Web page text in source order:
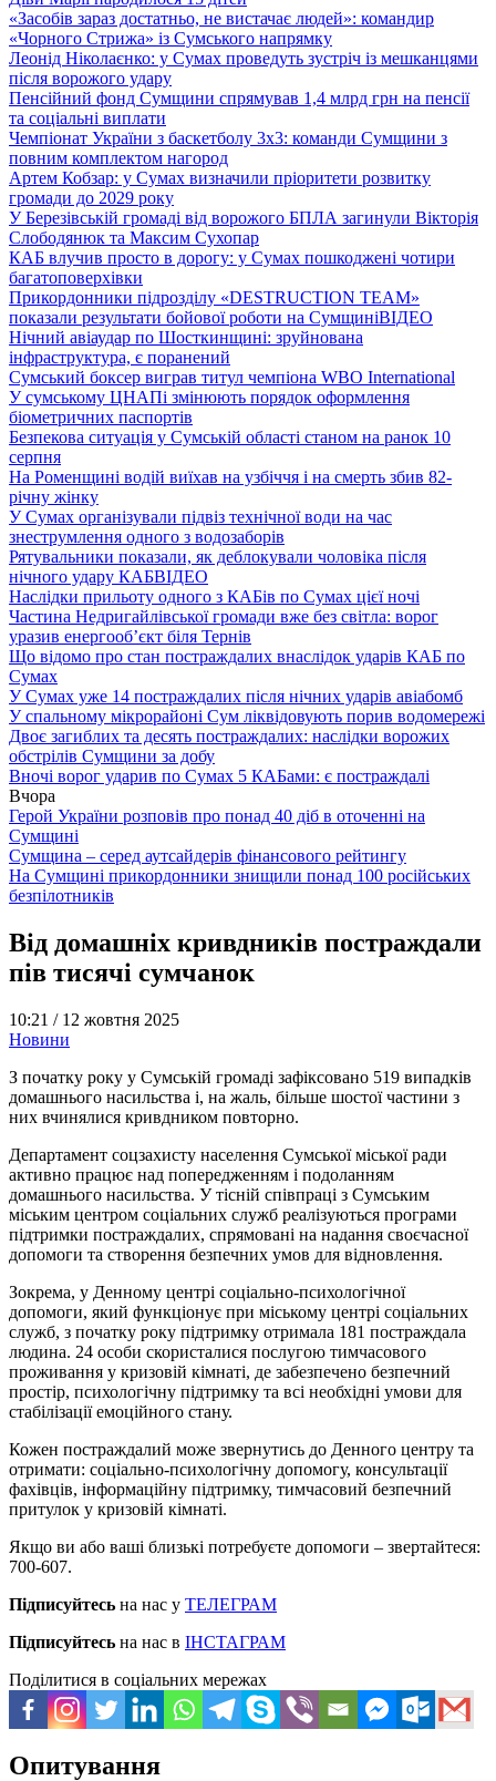
«Засобів зараз достатньо, не вистачає людей»: командир
«Чорного Стрижа» із Сумського напрямку
Леонід Ніколаєнко: у Сумах проведуть зустріч із мешканцями
після ворожого удару
Пенсійний фонд Сумщини спрямував 1,4 млрд грн на пенсії
та соціальні виплати
Чемпіонат України з баскетболу 3х3: команди Сумщини з
повним комплектом нагород
Артем Кобзар: у Сумах визначили пріоритети розвитку
громади до 2029 року
У Березівській громаді від ворожого БПЛА загинули Вікторія
Слободянюк та Максим Сухопар
КАБ влучив просто в дорогу: у Сумах пошкоджені чотири
багатоповерхівки
Прикордонники підрозділу «DESTRUCTION TEAM»
показали результати бойової роботи на СумщиніВІДЕО
Нічний авіаудар по Шосткинщині: зруйнована
інфраструктура, є поранений
Сумський боксер виграв титул чемпіона WBO International
У сумському ЦНАПі змінюють порядок оформлення
біометричних паспортів
Безпекова ситуація у Сумській області станом на ранок 10
серпня
На Роменщині водій виїхав на узбіччя і на смерть збив 82-
річну жінку
У Сумах організували підвіз технічної води на час
знеструмлення одного з водозаборів
Рятувальники показали, як деблокували чоловіка після
нічного удару КАБВІДЕО
Наслідки прильоту одного з КАБів по Сумах цієї ночі
Частина Недригайлівської громади вже без світла: ворог
уразив енергооб’єкт біля Тернів
Що відомо про стан постраждалих внаслідок ударів КАБ по
Сумах
У Сумах уже 14 постраждалих після нічних ударів авіабомб
У спальному мікрорайоні Сум ліквідовують порив водомережі
Двоє загиблих та десять постраждалих: наслідки ворожих
обстрілів Сумщини за добу
Вночі ворог ударив по Сумах 5 КАБами: є постраждалі
Вчора
Герой України розповів про понад 40 діб в оточенні на
Сумщині
Сумщина – серед аутсайдерів фінансового рейтингу
На Сумщині прикордонники знищили понад 100 російських
безпілотників
Від домашніх кривдників постраждали
пів тисячі сумчанок
10:21 / 12 жовтня 2025
Новини
З початку року у Сумській громаді зафіксовано 519 випадків
домашнього насильства і, на жаль, більше шостої частини з
них вчинялися кривдником повторно.
Департамент соцзахисту населення Сумської міської ради
активно працює над попередженням і подоланням
домашнього насильства. У тісній співпраці з Сумським
міським центром соціальних служб реалізуються програми
підтримки постраждалих, спрямовані на надання своєчасної
допомоги та створення безпечних умов для відновлення.
Зокрема, у Денному центрі соціально-психологічної
допомоги, який функціонує при міському центрі соціальних
служб, з початку року підтримку отримала 181 постраждала
людина. 24 особи скористалися послугою тимчасового
проживання у кризовій кімнаті, де забезпечено безпечний
простір, психологічну підтримку та всі необхідні умови для
стабілізації емоційного стану.
Кожен постраждалий може звернутись до Денного центру та
отримати: соціально-психологічну допомогу, консультації
фахівців, інформаційну підтримку, тимчасовий безпечний
притулок у кризовій кімнаті.
Якщо ви або ваші близькі потребуєте допомоги – звертайтеся:
700-607.
Підписуйтесь на нас у ТЕЛЕГРАМ
Підписуйтесь на нас в ІНСТАГРАМ
Поділитися в соціальних мережах
Опитування